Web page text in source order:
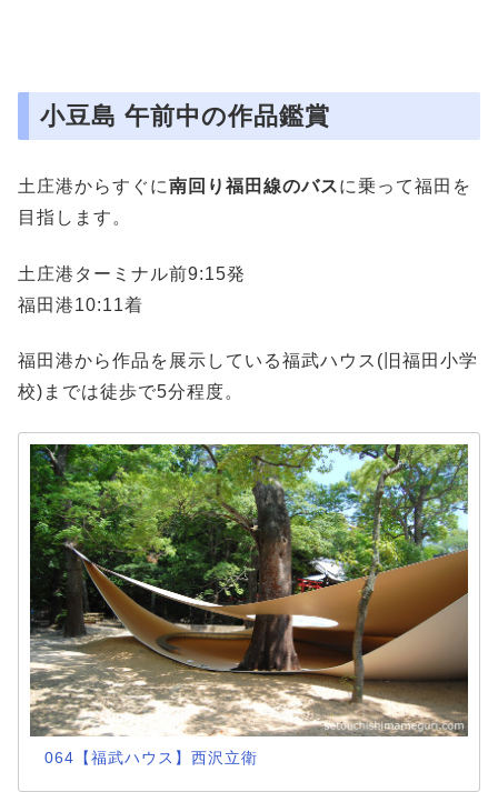
小豆島 午前中の作品鑑賞
土庄港からすぐに南回り福田線のバスに乗って福田を
目指します。
土庄港ターミナル前9:15発
福田港10:11着
福田港から作品を展示している福武ハウス(旧福田小学
校)までは徒歩で5分程度。
064【福武ハウス】西沢立衛